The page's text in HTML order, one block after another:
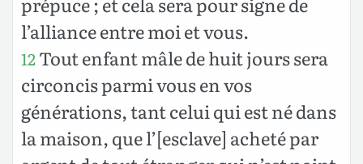
l’alliance entre moi et vous.
12Tout enfant mâle de huit jours sera
circoncis parmi vous en vos
générations, tant celui qui est né dans
la maison, que l’[esclave] acheté par